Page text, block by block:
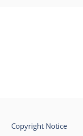
Copyright Notice